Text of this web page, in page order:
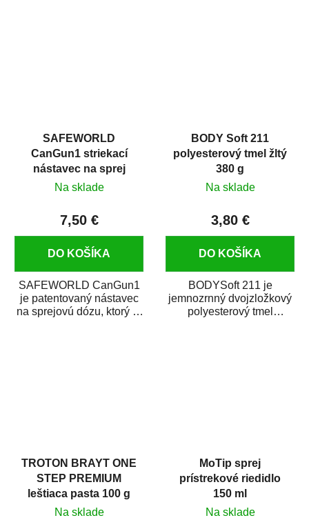
SAFEWORLD
CanGun1 striekací
nástavec na sprej
Na sklade
7,50 €
DO KOŠÍKA
SAFEWORLD CanGun1
je patentovaný nástavec
na sprejovú dózu, ktorý ju
BODY Soft 211
polyesterový tmel žltý
380 g
Na sklade
3,80 €
DO KOŠÍKA
BODYSoft 211 je
jemnozrnný dvojzložkový
polyesterový tmel
TROTON BRAYT ONE
STEP PREMIUM
leštiaca pasta 100 g
Na sklade
MoTip sprej
prístrekové riedidlo
150 ml
Na sklade